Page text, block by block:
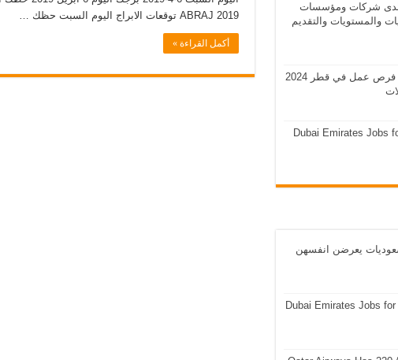
2019 ABRAJ توقعات الابراج اليوم السبت حظك …
أكمل القراءة »
في الامارات 2024 لدى شركات ومؤسسات
والمستويات والتقديم
وظائف في قطر 2024 فرص عمل في قطر 2024
Dubai Emirates Jobs
يعرضن انفسهن
Dubai Emirates Jobs